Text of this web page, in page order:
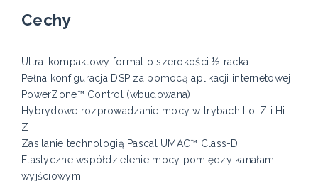
Cechy
Ultra-kompaktowy format o szerokości ½ racka
Pełna konfiguracja DSP za pomocą aplikacji internetowej
PowerZone™ Control (wbudowana)
Hybrydowe rozprowadzanie mocy w trybach Lo-Z i Hi-
Z
Zasilanie technologią Pascal UMAC™ Class-D
Elastyczne współdzielenie mocy pomiędzy kanałami
wyjściowymi